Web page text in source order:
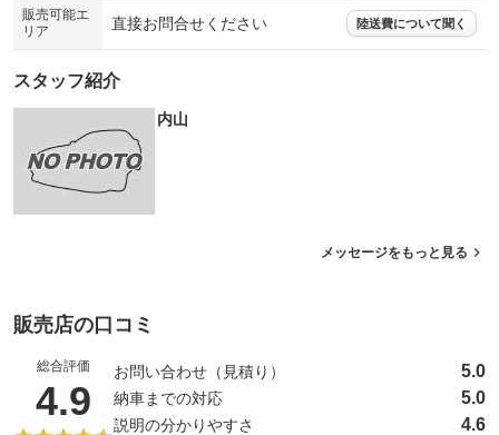
販売可能エ
リア
直接お問合せください 陸送費について聞く
スタッフ紹介
内山
メッセージをもっと見る
販売店の口コミ
総合評価
4.9 （5点満点中）
お問い合わせ（見積り） 5.0
納車までの対応 5.0
説明の分かりやすさ 4.6